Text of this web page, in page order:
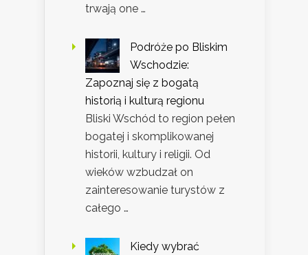
trwają one …
Podróże po Bliskim
Wschodzie:
Zapoznaj się z bogatą
historią i kulturą regionu
Bliski Wschód to region pełen
bogatej i skomplikowanej
historii, kultury i religii. Od
wieków wzbudzał on
zainteresowanie turystów z
całego …
Kiedy wybrać